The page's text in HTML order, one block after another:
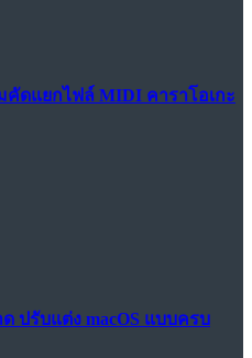
คัดแยกไฟล์ MIDI คาราโอเกะ
ปรับแต่ง macOS แบบครบ